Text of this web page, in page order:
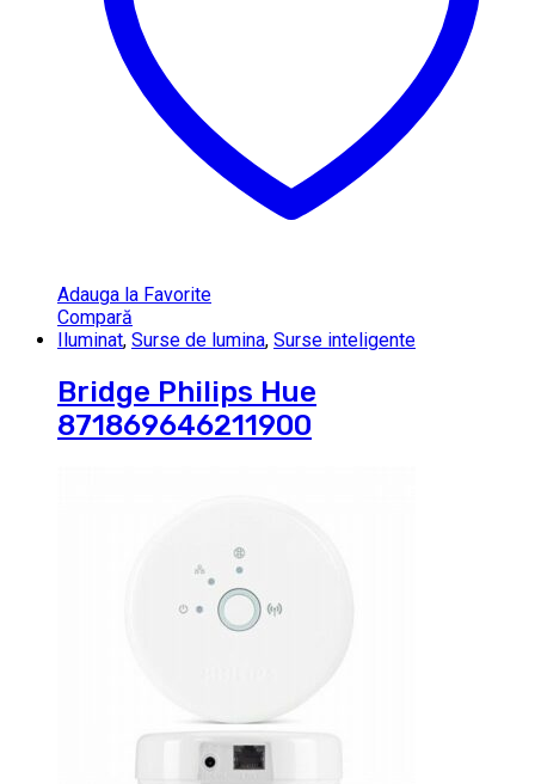
Adauga la Favorite
Compară
Iluminat, Surse de lumina, Surse inteligente
Bridge Philips Hue
871869646211900